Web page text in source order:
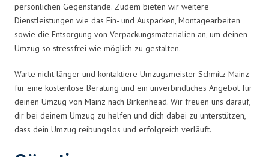
persönlichen Gegenstände. Zudem bieten wir weitere
Dienstleistungen wie das Ein- und Auspacken, Montagearbeiten
sowie die Entsorgung von Verpackungsmaterialien an, um deinen
Umzug so stressfrei wie möglich zu gestalten.
Warte nicht länger und kontaktiere Umzugsmeister Schmitz Mainz
für eine kostenlose Beratung und ein unverbindliches Angebot für
deinen Umzug von Mainz nach Birkenhead. Wir freuen uns darauf,
dir bei deinem Umzug zu helfen und dich dabei zu unterstützen,
dass dein Umzug reibungslos und erfolgreich verläuft.